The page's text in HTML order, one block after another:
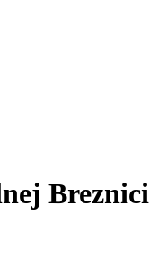
Breznici